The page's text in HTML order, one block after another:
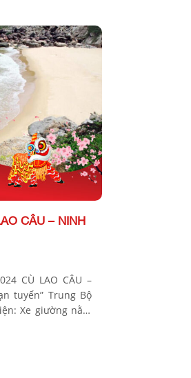
CÂU – NINH
CÙ LAO CÂU –
tuyến” Trung Bộ
Xe giường nằm